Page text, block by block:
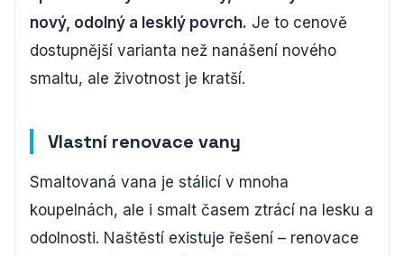
nový, odolný a lesklý povrch. Je to cenově
dostupnější varianta než nanášení nového
smaltu, ale životnost je kratší.
Vlastní renovace vany
Smaltovaná vana je stálicí v mnoha
koupelnách, ale i smalt časem ztrácí na lesku a
odolnosti. Naštěstí existuje řešení – renovace